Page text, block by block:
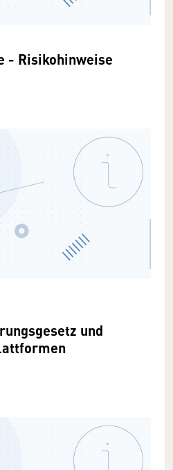
- Risikohinweise
und